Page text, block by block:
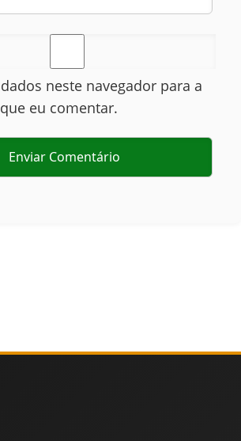
neste navegador para a
eu comentar.